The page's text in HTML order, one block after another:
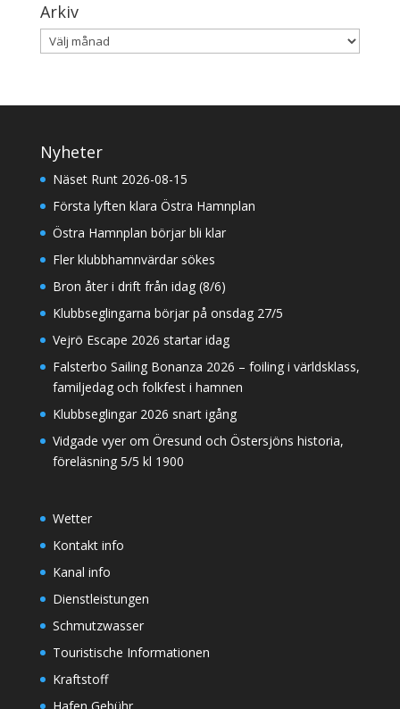
Arkiv
Arkiv
Nyheter
Näset Runt 2026-08-15
Första lyften klara Östra Hamnplan
Östra Hamnplan börjar bli klar
Fler klubbhamnvärdar sökes
Bron åter i drift från idag (8/6)
Klubbseglingarna börjar på onsdag 27/5
Vejrö Escape 2026 startar idag
Falsterbo Sailing Bonanza 2026 – foiling i världsklass,
familjedag och folkfest i hamnen
Klubbseglingar 2026 snart igång
Vidgade vyer om Öresund och Östersjöns historia,
föreläsning 5/5 kl 1900
Wetter
Kontakt info
Kanal info
Dienstleistungen
Schmutzwasser
Touristische Informationen
Kraftstoff